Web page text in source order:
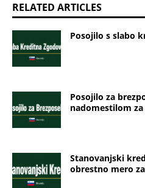
RELATED ARTICLES
Posojilo s slabo
Posojilo za
nadomestilom
Stanovanjski
obrestno mero